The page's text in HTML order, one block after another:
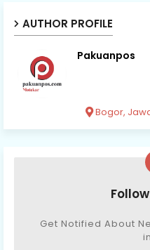
AUTHOR PROFILE
Pakuanpos
Bogor,
Get Notified About